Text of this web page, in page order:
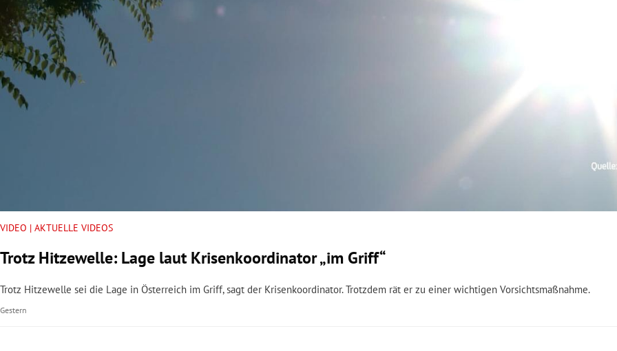
Untermenü
Untermenü
Untermenü
Untermenü
Untermenü
VIDEO | AKTUELLE VIDEOS
Trotz Hitzewelle: Lage laut Krisenkoordinator „im Griff“
Trotz Hitzewelle sei die Lage in Österreich im Griff, sagt der Krisenkoordinator. Trotzdem rät er zu einer wichtigen Vorsichtsmaßnahme.
Gestern